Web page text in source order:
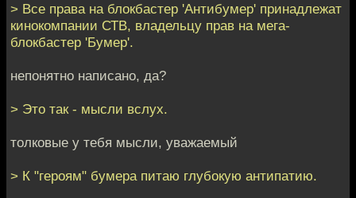
> Все права на блокбастер 'Антибумер' принадлежат
кинокомпании СТВ, владельцу прав на мега-
блокбастер 'Бумер'.
непонятно написано, да?
> Это так - мысли вслух.
толковые у тебя мысли, уважаемый
> К "героям" бумера питаю глубокую антипатию.